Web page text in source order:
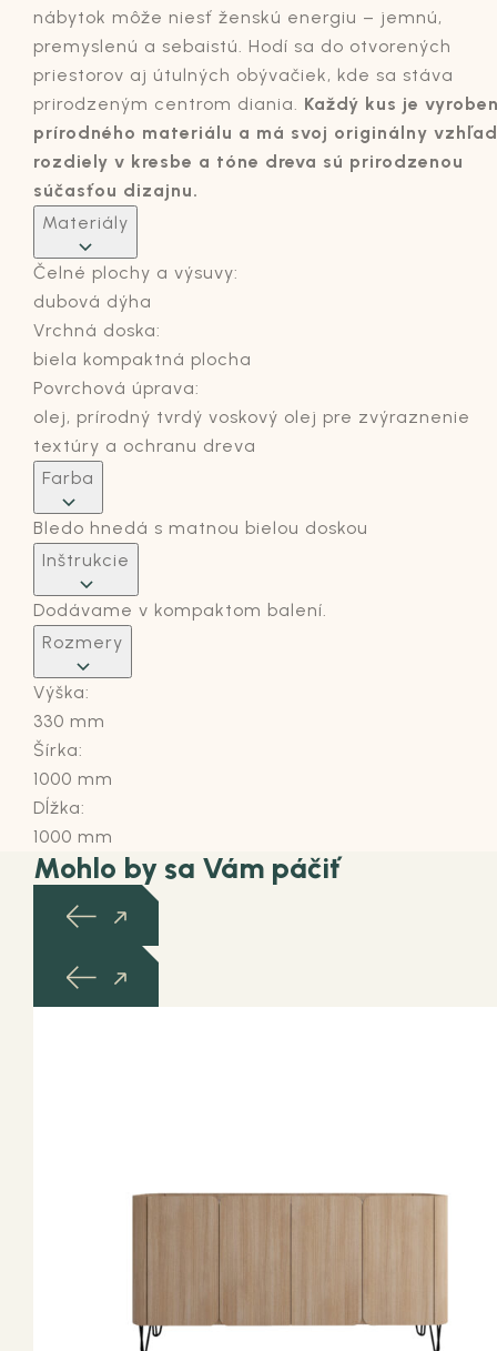
nábytok môže niesť ženskú energiu – jemnú,
premyslenú a sebaistú. Hodí sa do otvorených
priestorov aj útulných obývačiek, kde sa stáva
prirodzeným centrom diania. Každý kus je
prírodného materiálu a má svoj originálny
rozdiely v kresbe a tóne dreva sú prirodzenou
súčasťou dizajnu.
Materiály
Čelné plochy a výsuvy:
dubová dýha
Vrchná doska:
biela kompaktná plocha
Povrchová úprava:
olej, prírodný tvrdý voskový olej pre zvýraznenie
textúry a ochranu dreva
Farba
Bledo hnedá s matnou bielou doskou
Inštrukcie
Dodávame v kompaktom balení.
Rozmery
Výška:
330 mm
Šírka:
1000 mm
Dĺžka:
1000 mm
Mohlo by sa Vám páčiť